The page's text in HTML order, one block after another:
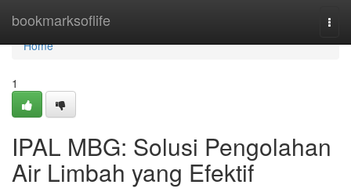
bookmarksoflife
Home
Home
1
IPAL MBG: Solusi Pengolahan
Air Limbah yang Efektif